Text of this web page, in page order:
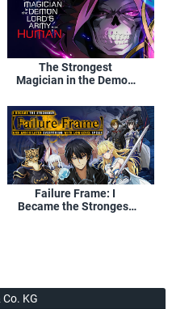
The Strongest
Magician in the Demon
Human
Failure Frame: I
Became the Strongest
KG